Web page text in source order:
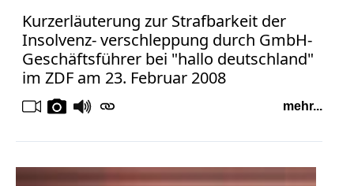
Kurzerläuterung zur Strafbarkeit der
Insolvenz- verschleppung durch GmbH-
Geschäftsführer bei "hallo deutschland"
im ZDF am 23. Februar 2008
mehr...